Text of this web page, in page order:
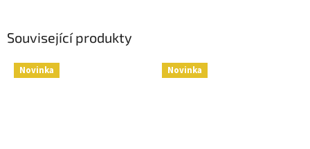
Související produkty
Novinka Novinka